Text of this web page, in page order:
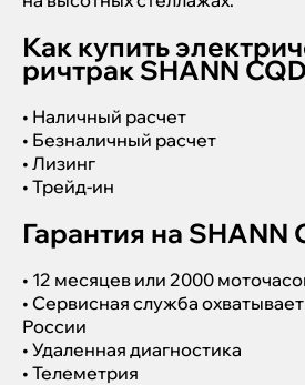
Как купить
ричтрак SHANN
• Наличный расчет
• Безналичный расчет
• Лизинг
• Трейд-ин
Гарантия на SHANN
• 12 месяцев или 2000
• Сервисная служба
России
• Удаленная диагностика
• Телеметрия